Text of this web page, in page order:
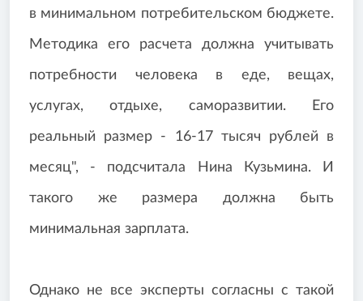
в минимальном потребительском бюджете.
Методика его расчета должна учитывать
потребности человека в еде, вещах,
услугах, отдыхе, саморазвитии. Его
реальный размер - 16-17 тысяч рублей в
месяц", - подсчитала Нина Кузьмина. И
такого же размера должна быть
минимальная зарплата.
Однако не все эксперты согласны с такой